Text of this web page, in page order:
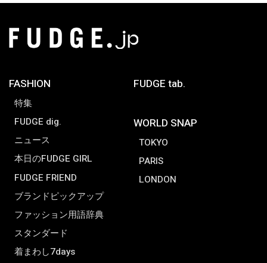
FASHION
特集
FUDGE dig.
ニュース
本日のFUDGE GIRL
FUDGE FRIEND
ブランドピックアップ
ファッション用語辞典
スタンダード
着まわし7days
FUDGE tab.
WORLD SNAP
TOKYO
PARIS
LONDON